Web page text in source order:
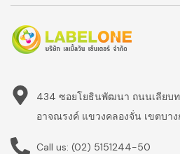
434 ซอยโยธินพัฒนา ถนนเลียบ
อาจณรงค์ แขวงคลองจั่น เขตบาง
Call us: (02) 5151244-50